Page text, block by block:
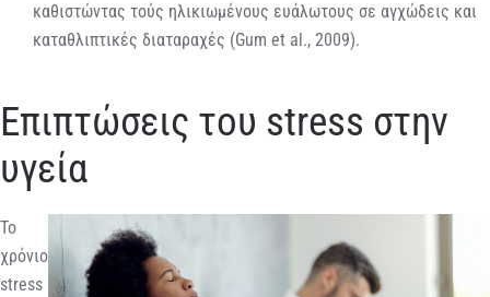
καθιστώντας τούς ηλικιωμένους ευάλωτους σε αγχώδεις και
καταθλιπτικές διαταραχές (Gum et al., 2009).
Επιπτώσεις του stress στην
υγεία
Το
χρόνιο
stress